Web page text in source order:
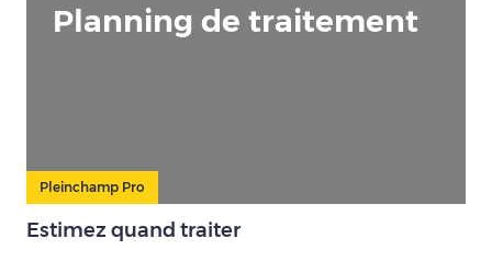
Planning de traitement
Pleinchamp Pro
Estimez quand traiter